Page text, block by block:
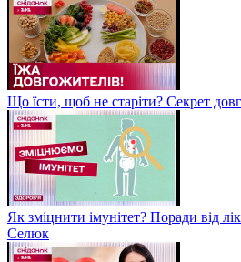
Що їсти, щоб не старіти? Секрет
Як зміцнити імунітет? Поради від
Селюк